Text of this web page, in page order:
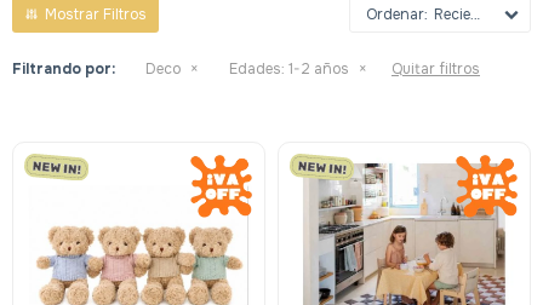
Recientes
Filtrando por: Deco Edades: 1-2 años Quitar filtros